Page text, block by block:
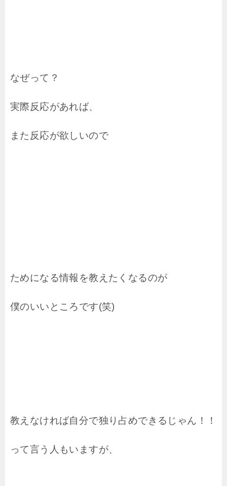
なぜって？
実際反応があれば、
また反応が欲しいので
ためになる情報を教えたくなるのが
僕のいいところです(笑)
教えなければ自分で独り占めできるじゃん！！
って言う人もいますが、